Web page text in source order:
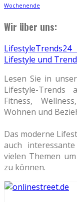
Wochenende
Wir über uns:
Lifestyle und
Lesen Sie in
Lifestyle-Trends
Fitness,
Wohnen und
Das moderne
auch
vielen Themen
zu können.